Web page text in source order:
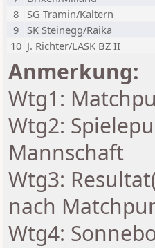
8
SG Tramin/Kaltern
9
SK Steinegg/Raika
10 J. Richter/LASK BZ II
Anmerkung:
Wtg1:
Wtg2:
Mannschaft
Wtg3:
nach
Wtg4: